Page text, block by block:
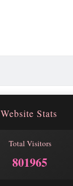
Website Stats
Total Visitors
801965